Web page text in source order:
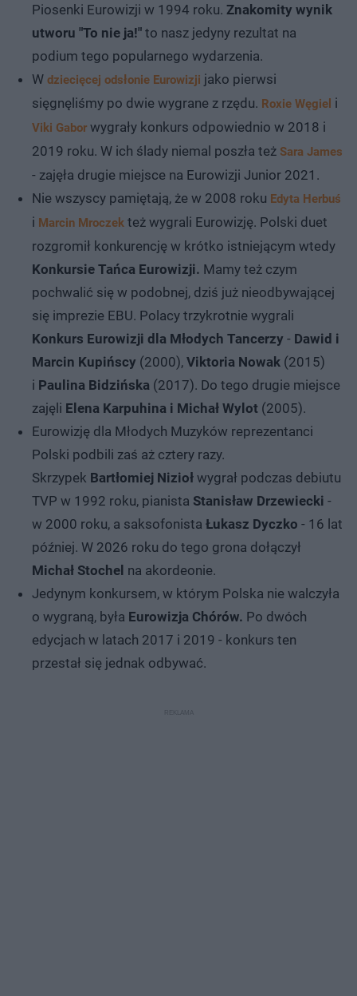
Piosenki Eurowizji w 1994 roku. Znakomity wynik
utworu "To nie ja!" to nasz jedyny rezultat na
podium tego popularnego wydarzenia.
W dziecięcej odsłonie Eurowizji jako pierwsi
sięgnęliśmy po dwie wygrane z rzędu. Roxie Węgiel i
Viki Gabor wygrały konkurs odpowiednio w 2018 i
2019 roku. W ich ślady niemal poszła też Sara James
- zajęła drugie miejsce na Eurowizji Junior 2021.
Nie wszyscy pamiętają, że w 2008 roku Edyta Herbuś
i Marcin Mroczek też wygrali Eurowizję. Polski duet
rozgromił konkurencję w krótko istniejącym wtedy
Konkursie Tańca Eurowizji. Mamy też czym
pochwalić się w podobnej, dziś już nieodbywającej
się imprezie EBU. Polacy trzykrotnie wygrali
Konkurs Eurowizji dla Młodych Tancerzy - Dawid i
Marcin Kupińscy (2000), Viktoria Nowak (2015)
i Paulina Bidzińska (2017). Do tego drugie miejsce
zajęli Elena Karpuhina i Michał Wylot (2005).
Eurowizję dla Młodych Muzyków reprezentanci
Polski podbili zaś aż cztery razy.
Skrzypek Bartłomiej Nizioł wygrał podczas debiutu
TVP w 1992 roku, pianista Stanisław Drzewiecki -
w 2000 roku, a saksofonista Łukasz Dyczko - 16 lat
później. W 2026 roku do tego grona dołączył
Michał Stochel na akordeonie.
Jedynym konkursem, w którym Polska nie walczyła
o wygraną, była Eurowizja Chórów. Po dwóch
edycjach w latach 2017 i 2019 - konkurs ten
przestał się jednak odbywać.